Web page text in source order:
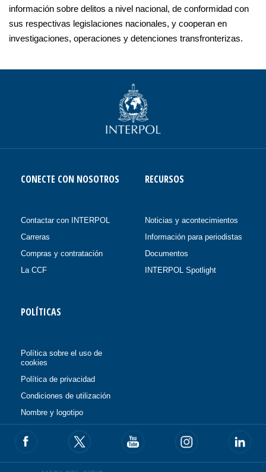
información sobre delitos a nivel nacional, de conformidad con
sus respectivas legislaciones nacionales, y cooperan en
investigaciones, operaciones y detenciones transfronterizas.
CONECTE CON NOSOTROS
Contactar con INTERPOL
Carreras
Compras y contratación
La CCF
RECURSOS
Noticias y acontecimientos
Información para periodistas
Documentos
INTERPOL Spotlight
POLÍTICAS
Política sobre el uso de
cookies
Política de privacidad
Condiciones de utilización
Nombre y logotipo